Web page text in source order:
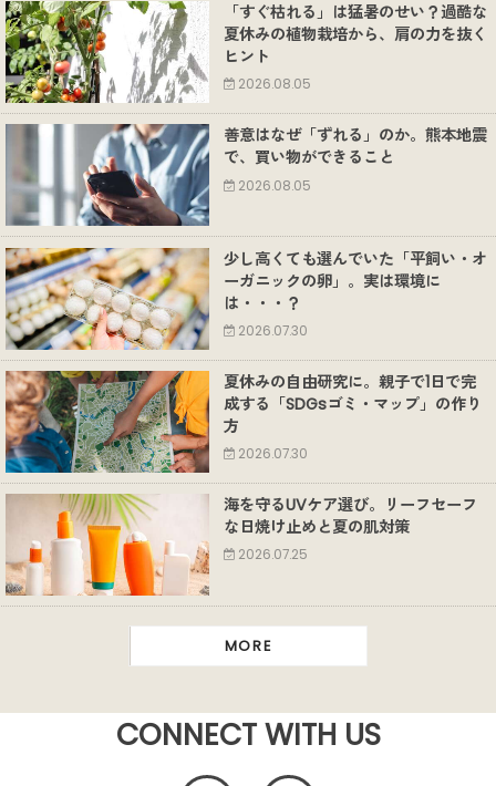
「すぐ枯れる」は猛暑のせい？過酷な
夏休みの植物栽培から、肩の力を抜く
ヒント
2026.08.05
善意はなぜ「ずれる」のか。熊本地震
で、買い物ができること
2026.08.05
少し高くても選んでいた「平飼い・オ
ーガニックの卵」。実は環境に
は・・・？
2026.07.30
夏休みの自由研究に。親子で1日で完
成する「SDGsゴミ・マップ」の作り
方
2026.07.30
海を守るUVケア選び。リーフセーフ
な日焼け止めと夏の肌対策
2026.07.25
MORE
CONNECT WITH US